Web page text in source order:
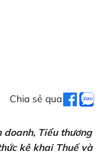
Chia sẻ qua
doanh, Tiểu thương
kê khai Thuế và